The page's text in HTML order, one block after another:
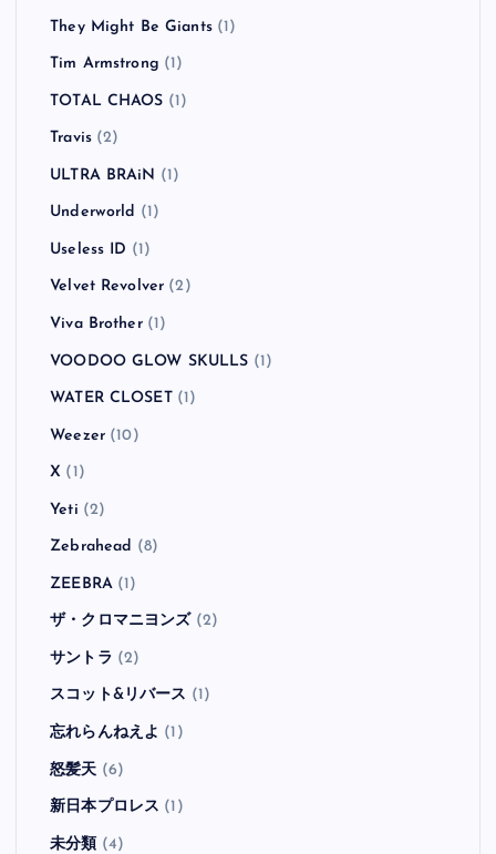
They Might Be Giants(1)
Tim Armstrong (1)
TOTAL CHAOS (1)
Travis(2)
ULTRA BRAiN (1)
Underworld (1)
Useless ID (1)
Velvet Revolver (2)
Viva Brother(1)
VOODOO GLOW SKULLS (1)
WATER CLOSET(1)
Weezer(10)
X (1)
Yeti (2)
Zebrahead (8)
ZEEBRA(1)
ザ・クロマニヨンズ (2)
サントラ (2)
スコット&リバース (1)
忘れらんねえよ (1)
怒髪天 (6)
新日本プロレス (1)
未分類 (4)